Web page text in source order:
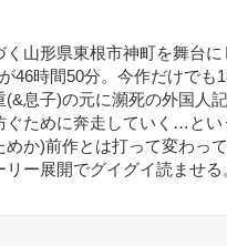
く山形県東根市神町を舞台
46時間50分。今作だけでも
息子)の元に瀕死の外国人
ぐために奔走していく…と
か)前作とは打って変わっ
ー展開でグイグイ読ませ